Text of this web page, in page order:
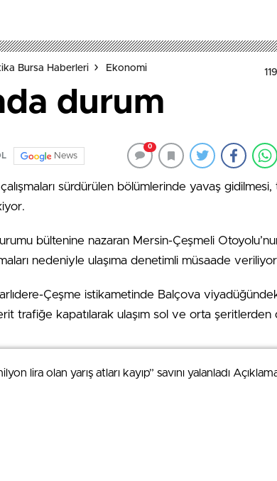
lira olan yarış atları kayıp” savını yalanladı
Bursa Haberleri Ekonomi
durum
News
0
sürdürülen bölümlerinde yavaş
bültenine nazaran Mersin-Çeşmeli
nedeniyle ulaşıma denetimli müsaade
Çeşme istikametinde Balçova
trafiğe kapatılarak ulaşım sol ve orta şeritlerden
İstasyonu’nu Özgür Geçiş Sistemi’ne
lira olan yarış atları kayıp” savını yalanladı
Detaylar için veri politikamızı inceleyebilirsiniz.